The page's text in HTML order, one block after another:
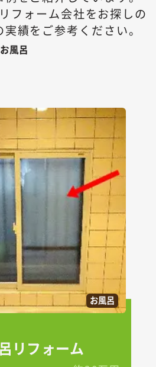
フォーム会社をお探しの
績をご参考ください。
お風呂
お風呂
リフォーム